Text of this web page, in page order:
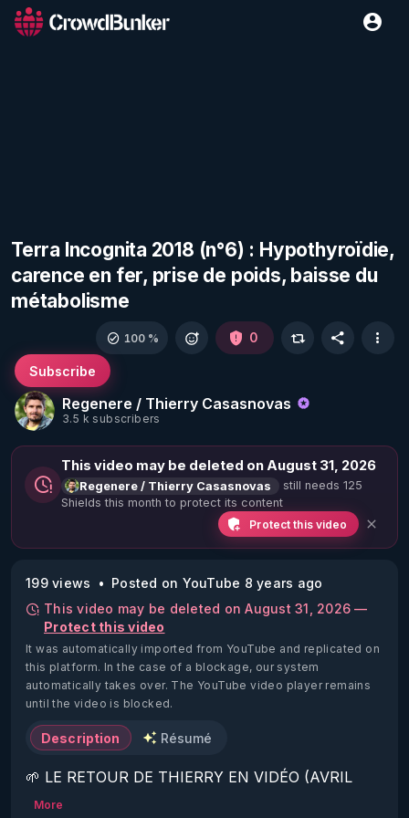
Terra Incognita 2018 (n°6) : Hypothyroïdie,
carence en fer, prise de poids, baisse du
métabolisme
Regenere / Thierry Casasnovas
3.5 k subscribers
Subscribe
100 % 0
This video may be deleted on August 31, 2026
Regenere / Thierry Casasnovas
still needs 125
Shields this month to protect its content
Protect this video
199 views
Posted on YouTube 8 years ago
This video may be deleted on August 31, 2026 —
Protect this video
It was automatically imported from YouTube and replicated on
this platform. In the case of a blockage, our system
automatically takes over. The YouTube video player remains
until the video is blocked.
Description Résumé
🌱 LE RETOUR DE THIERRY EN VIDÉO (AVRIL
2022)!
More